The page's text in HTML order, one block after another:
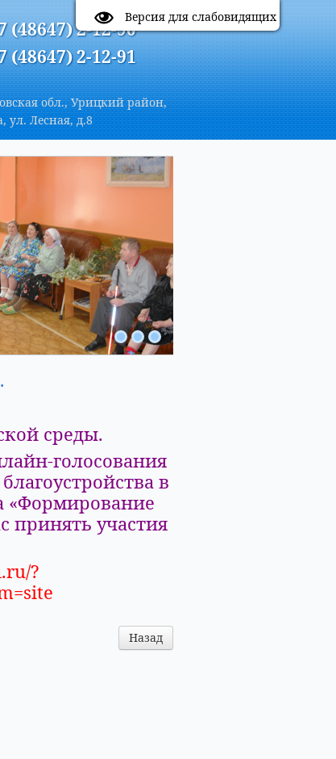
схема: A A A
Версия для слабовидящих
(48647) 2-12-90
(48647) 2-12-91
обл., Урицкий район,
ул. Лесная, д.8
среды.
голосования
в
«Формирование
принять участия
?
Назад